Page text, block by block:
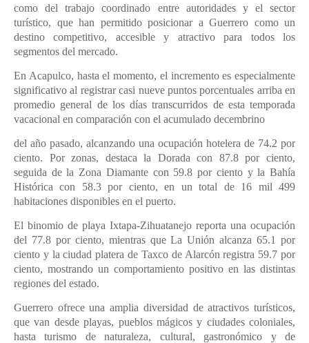
como del trabajo coordinado entre autoridades y el sector
turístico, que han permitido posicionar a Guerrero como un
destino competitivo, accesible y atractivo para todos los
segmentos del mercado.
En Acapulco, hasta el momento, el incremento es especialmente
significativo al registrar casi nueve puntos porcentuales arriba en
promedio general de los días transcurridos de esta temporada
vacacional en comparación con el acumulado decembrino
del año pasado, alcanzando una ocupación hotelera de 74.2 por
ciento. Por zonas, destaca la Dorada con 87.8 por ciento,
seguida de la Zona Diamante con 59.8 por ciento y la Bahía
Histórica con 58.3 por ciento, en un total de 16 mil 499
habitaciones disponibles en el puerto.
El binomio de playa Ixtapa-Zihuatanejo reporta una ocupación
del 77.8 por ciento, mientras que La Unión alcanza 65.1 por
ciento y la ciudad platera de Taxco de Alarcón registra 59.7 por
ciento, mostrando un comportamiento positivo en las distintas
regiones del estado.
Guerrero ofrece una amplia diversidad de atractivos turísticos,
que van desde playas, pueblos mágicos y ciudades coloniales,
hasta turismo de naturaleza, cultural, gastronómico y de